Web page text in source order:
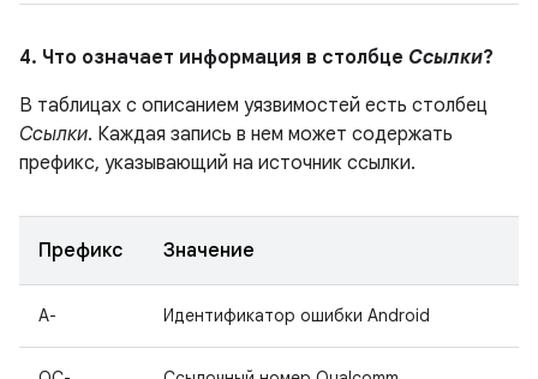
4. Что означает информация в столбце Ссылки?
В таблицах с описанием уязвимостей есть столбец
Ссылки. Каждая запись в нем может содержать
префикс, указывающий на источник ссылки.
Префикс Значение
A- Идентификатор ошибки Android